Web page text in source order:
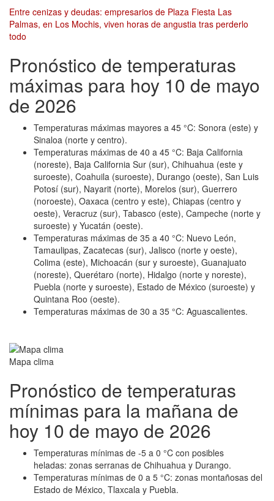
Entre cenizas y deudas: empresarios de Plaza Fiesta Las
Palmas, en Los Mochis, viven horas de angustia tras perderlo
todo
Pronóstico de temperaturas
máximas para hoy 10 de mayo
de 2026
Temperaturas máximas mayores a 45 °C: Sonora (este) y
Sinaloa (norte y centro).
Temperaturas máximas de 40 a 45 °C: Baja California
(noreste), Baja California Sur (sur), Chihuahua (este y
suroeste), Coahuila (suroeste), Durango (oeste), San Luis
Potosí (sur), Nayarit (norte), Morelos (sur), Guerrero
(noroeste), Oaxaca (centro y este), Chiapas (centro y
oeste), Veracruz (sur), Tabasco (este), Campeche (norte y
suroeste) y Yucatán (oeste).
Temperaturas máximas de 35 a 40 °C: Nuevo León,
Tamaulipas, Zacatecas (sur), Jalisco (norte y oeste),
Colima (este), Michoacán (sur y suroeste), Guanajuato
(noreste), Querétaro (norte), Hidalgo (norte y noreste),
Puebla (norte y suroeste), Estado de México (suroeste) y
Quintana Roo (oeste).
Temperaturas máximas de 30 a 35 °C: Aguascalientes.
Mapa clima
Pronóstico de temperaturas
mínimas para la mañana de
hoy 10 de mayo de 2026
Temperaturas mínimas de -5 a 0 °C con posibles
heladas: zonas serranas de Chihuahua y Durango.
Temperaturas mínimas de 0 a 5 °C: zonas montañosas del
Estado de México, Tlaxcala y Puebla.